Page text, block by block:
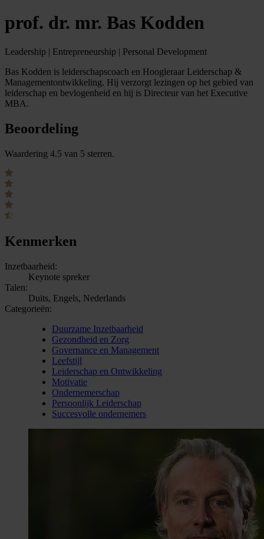
prof. dr. mr. Bas Kodden
Leadership | Entrepreneurship | Personal Development
Bas Kodden is leiderschapscoach en Hoogleraar Leiderschap &
Managementontwikkeling. Hij verzorgt lezingen op het gebied van
leiderschap en bevlogenheid en hij is Directeur van het Executive
MBA.
Beoordeling
Waardering 4.5 van 5 sterren.
Kenmerken
Inzetbaarheid:
Keynote spreker
Talen:
Duits, Engels, Nederlands
Categorieën:
Duurzame Inzetbaarheid
Gezondheid en Zorg
Governance en Management
Leefstijl
Leiderschap en Ontwikkeling
Motivatie
Ondernemerschap
Persoonlijk Leiderschap
Succesvolle ondernemers